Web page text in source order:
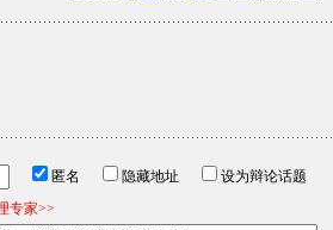
匿名 隐藏地址
设为辩论话题
专家>>